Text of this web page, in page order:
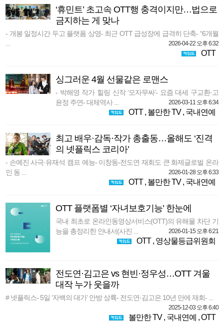
‘휴민트’ 초고속 OTT행 충격이지만…법으로
금지하는 게 맞나
- 개봉 일정시간 두고 플랫폼 상영- 최근 OTT 급성장에 급격히 단축- “6개월
2026-04-22 오후 6:32
OTT
싱그러운 4월 선물같은 로맨스
- 박해영 작가 힐링 신작 ‘모자무싸’- 요즘 대세 구교환·고
윤정 주연- 대체역사 ...
2026-03-11 오후 6:34
OTT, 볼만한 TV, 국내연예
최고 배우·감독·작가 총출동…올해도 ‘진격
의 넷플릭스 코리아’
- 손예진 사극·유재석 캠프 예능- 이창동-전도연 재회도 큰 화제글로벌 온라
인 동 ...
2026-01-28 오후 6:33
OTT, 볼만한 TV, 국내연예
OTT 플랫폼별 ‘자녀보호기능’ 한눈에
국내 최초로 온라인동영상서비스(OTT)의 유해물 차단 기
능을 총정리한 안내서(사진 ...
2026-01-15 오후 6:21
OTT, 영상물등급위원회
전도연·김고은 vs 현빈·정우성…OTT 겨울
대작 누가 웃을까
# 넷플릭스- 5일 ‘자백의 대가’ 안방 상륙- 전도연·김고은 10년 만에 재회- ...
2025-12-03 오후 6:40
볼만한 TV, 국내연예 ,OTT